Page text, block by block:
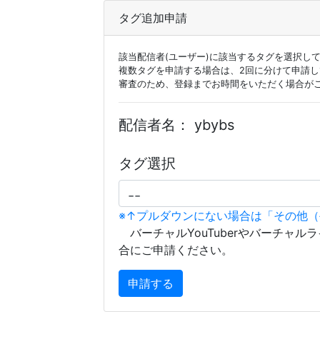
タグ追加申請
該当配信者(ユーザー)に該当するタグを選択し
複数タグを申請する場合は、2回に分けて申請
審査のため、登録までお時間をいただく場合が
配信者名： ybybs
タグ選択
※↑プルダウンにない場合は「その他
バーチャルYouTuberやバーチャル
合にご申請ください。
申請する